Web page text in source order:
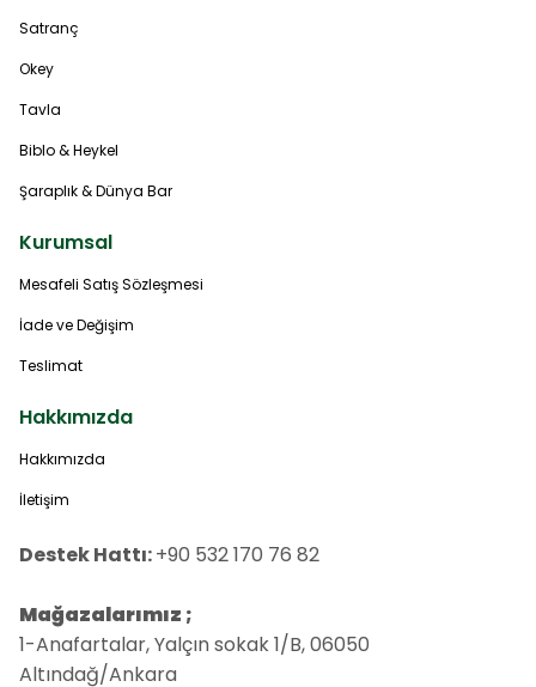
Satranç
Okey
Tavla
Biblo & Heykel
Şaraplık & Dünya Bar
Kurumsal
Mesafeli Satış Sözleşmesi
İade ve Değişim
Teslimat
Hakkımızda
Hakkımızda
İletişim
Destek Hattı:+90 532 170 76 82
Mağazalarımız ;
1-Anafartalar, Yalçın sokak 1/B, 06050
Altındağ/Ankara